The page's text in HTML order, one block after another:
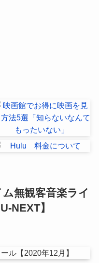
無観客音楽ライ
NEXT】